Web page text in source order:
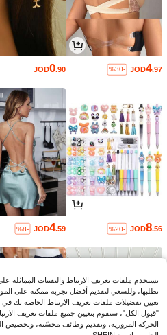
JOD4.97
%30-
JOD0.90
JOD8.56
%20-
JOD4.59
%8-
نستخدم ملفات تعريف الارتباط والتقنيات المماثلة
تطلبها، وللسعي لتقديم أفضل تجربة ممكنة على
تعيين تفضيلات ملفات تعريف الارتباط الخاصة
"قبول الكل"، سنقوم بتعيين جميع ملفات تعريف
الحركة المرورية، وتقديم وظائف محسّنة، وتخصيص